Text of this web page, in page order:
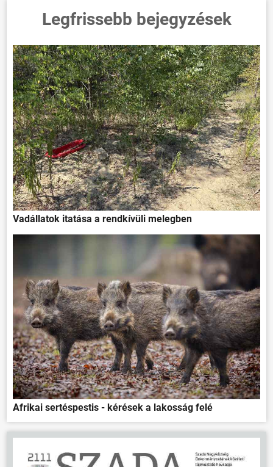
Legfrissebb bejegyzések
Vadállatok itatása a rendkívüli melegben
Afrikai sertéspestis - kérések a lakosság felé